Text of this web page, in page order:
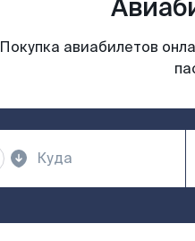
Покупка авиабилетов